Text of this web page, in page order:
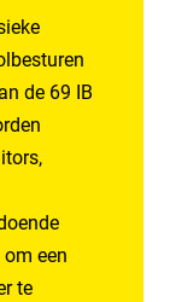
de 69 IB
een
te